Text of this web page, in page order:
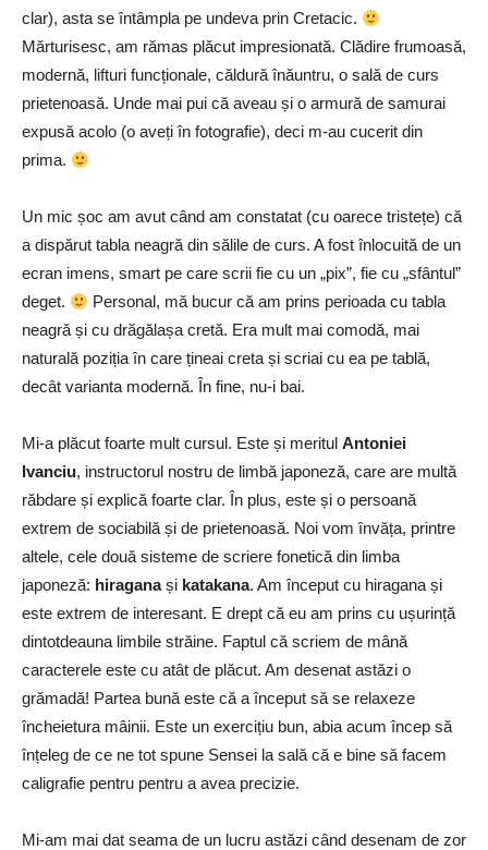
clar), asta se întâmpla pe undeva prin Cretacic.
Mărturisesc, am rămas plăcut impresionată. Clădire frumoasă,
modernă, lifturi funcționale, căldură înăuntru, o sală de curs
prietenoasă. Unde mai pui că aveau și o armură de samurai
expusă acolo (o aveți în fotografie), deci m-au cucerit din
prima.
Un mic șoc am avut când am constatat (cu oarece tristețe) că
a dispărut tabla neagră din sălile de curs. A fost înlocuită de un
ecran imens, smart pe care scrii fie cu un „pix”, fie cu „sfântul”
deget.
Personal, mă bucur că am prins perioada cu tabla
neagră și cu drăgălașa cretă. Era mult mai comodă, mai
naturală poziția în care țineai creta și scriai cu ea pe tablă,
decât varianta modernă. În fine, nu-i bai.
Mi-a plăcut foarte mult cursul. Este și meritul Antoniei
Ivanciu, instructorul nostru de limbă japoneză, care are multă
răbdare și explică foarte clar. În plus, este și o persoană
extrem de sociabilă și de prietenoasă. Noi vom învăța, printre
altele, cele două sisteme de scriere fonetică din limba
japoneză: hiraganași katakana. Am început cu hiragana și
este extrem de interesant. E drept că eu am prins cu ușurință
dintotdeauna limbile străine. Faptul că scriem de mână
caracterele este cu atât de plăcut. Am desenat astăzi o
grămadă! Partea bună este că a început să se relaxeze
încheietura mâinii. Este un exercițiu bun, abia acum încep să
înțeleg de ce ne tot spune Sensei la sală că e bine să facem
caligrafie pentru pentru a avea precizie.
Mi-am mai dat seama de un lucru astăzi când desenam de zor